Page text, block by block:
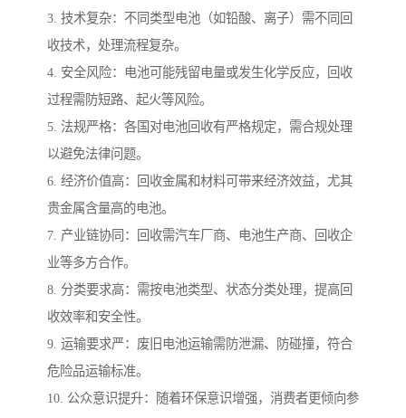
3. 技术复杂：不同类型电池（如铅酸、离子）需不同回
收技术，处理流程复杂。
4. 安全风险：电池可能残留电量或发生化学反应，回收
过程需防短路、起火等风险。
5. 法规严格：各国对电池回收有严格规定，需合规处理
以避免法律问题。
6. 经济价值高：回收金属和材料可带来经济效益，尤其
贵金属含量高的电池。
7. 产业链协同：回收需汽车厂商、电池生产商、回收企
业等多方合作。
8. 分类要求高：需按电池类型、状态分类处理，提高回
收效率和安全性。
9. 运输要求严：废旧电池运输需防泄漏、防碰撞，符合
危险品运输标准。
10. 公众意识提升：随着环保意识增强，消费者更倾向参